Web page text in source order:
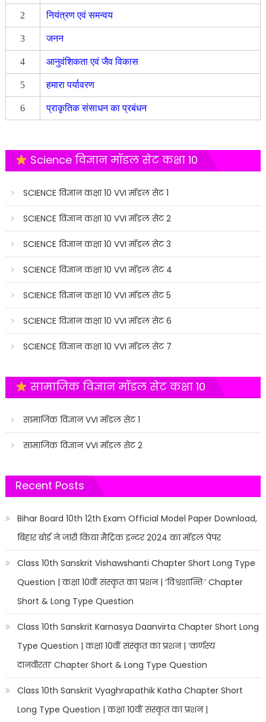
2 नियंत्रण एवं समन्वय
3 जनन
4 आनुवंशिकता एवं जैव विकास
5 हमारा पर्यावरण
6 प्राकृतिक संसाधन का प्रबंधन
Science विज्ञान मॉडल सेट कक्षा 10
SCIENCE विज्ञान कक्षा 10 VVI मॉडल सेट 1
SCIENCE विज्ञान कक्षा 10 VVI मॉडल सेट 2
SCIENCE विज्ञान कक्षा 10 VVI मॉडल सेट 3
SCIENCE विज्ञान कक्षा 10 VVI मॉडल सेट 4
SCIENCE विज्ञान कक्षा 10 VVI मॉडल सेट 5
SCIENCE विज्ञान कक्षा 10 VVI मॉडल सेट 6
SCIENCE विज्ञान कक्षा 10 VVI मॉडल सेट 7
सामाजिक विज्ञान मॉडल सेट कक्षा 10
सामाजिक विज्ञान VVI मॉडल सेट 1
सामाजिक विज्ञान VVI मॉडल सेट 2
Recent Posts
Bihar Board 10th 12th Exam Official Model Paper Download,
बिहार बोर्ड ने जारी किया मैट्रिक इन्टर 2024 का मॉडल पेपर
Class 10th Sanskrit Vishawshanti Chapter Short Long Type
Question | कक्षा 10वीं संस्कृत का प्रशन | ‘विश्वशान्तिः’ Chapter
Short & Long Type Question
Class 10th Sanskrit Karnasya Daanvirta Chapter Short Long
Type Question | कक्षा 10वीं संस्कृत का प्रशन | ‘कर्णस्य
दानवीरता’ Chapter Short & Long Type Question
Class 10th Sanskrit Vyaghrapathik Katha Chapter Short
Long Type Question | कक्षा 10वीं संस्कृत का प्रशन |